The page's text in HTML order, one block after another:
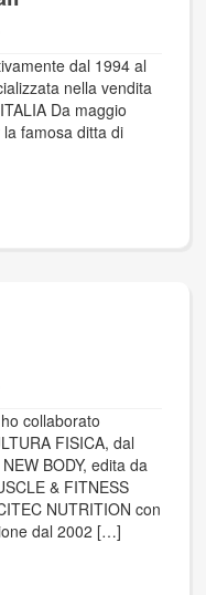
dal 1994 al
nella vendita
Da maggio
famosa ditta di
collaborato
FISICA, dal
BODY, edita da
& FITNESS
NUTRITION con
dal 2002 […]